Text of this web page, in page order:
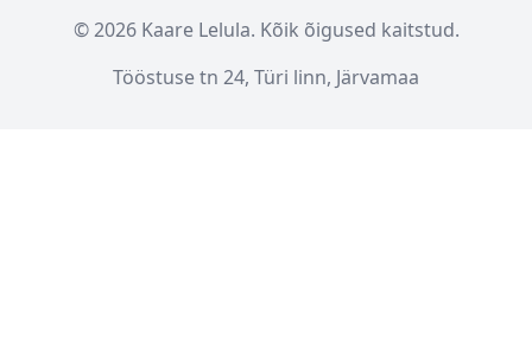
© 2026 Kaare Lelula. Kõik õigused kaitstud.
Tööstuse tn 24, Türi linn, Järvamaa